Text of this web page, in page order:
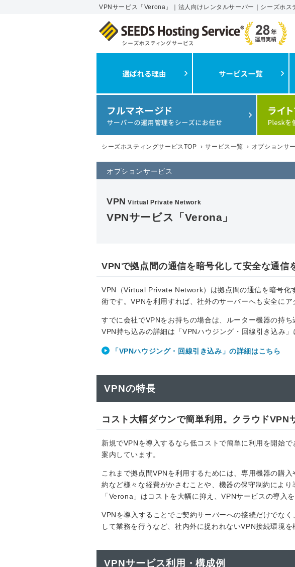
VPNサービス「Verona」｜法人向けレンタルサーバー｜シーズホス
シーズホスティングサービスTOP › サービス一覧 › オプションサ
オプションサービス
VPN Virtual Private Network
VPNサービス「Verona」
VPNで拠点間の通信を暗号化して安全な通信
VPN（Virtual Private Network）は拠点間の通信を暗号化
術です。VPNを利用すれば、社外のサーバーへも安全にア
すでに会社でVPNをお持ちの場合は、ルーター機器の持
VPN持ち込みの詳細は「VPNハウジング・回線引き込み」
「VPNハウジング・回線引き込み」の詳細はこちら
VPNの特長
コスト大幅ダウンで簡単利用。クラウドVPN
新規でVPNを導入するなら低コストで簡単に利用を開始
案内しています。
これまで拠点間VPNを利用するためには、専用機器の購
約など様々な経費がかさむことや、機器の保守制約により
「Verona」はコストを大幅に抑え、VPNサービスの導入
VPNを導入することでご契約サーバーへの接続だけでな
して業務を行うなど、社内外に捉われないVPN接続環境を
VPNサービス利用・構成例